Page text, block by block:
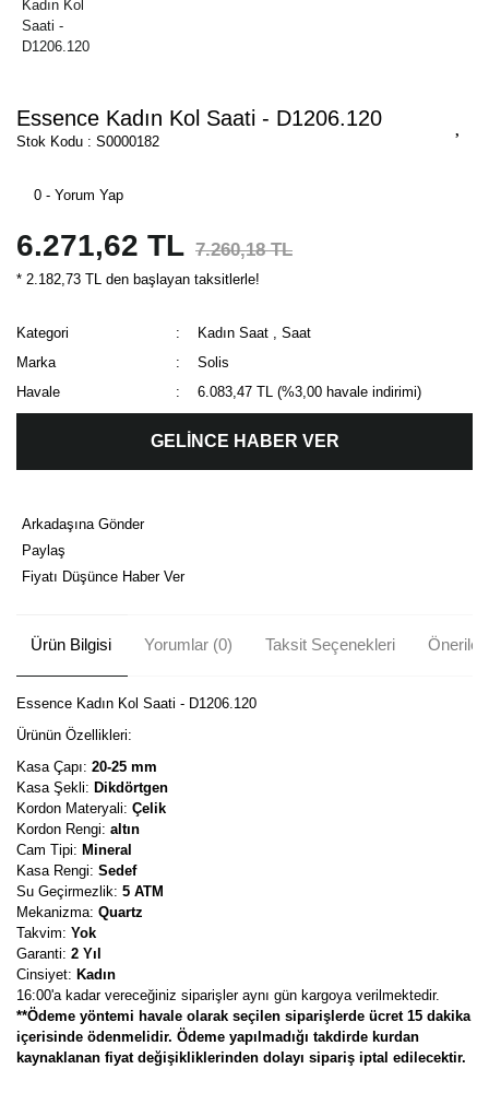
Essence Kadın Kol Saati - D1206.120
Stok Kodu : S0000182
0 - Yorum Yap
6.271,62 TL 7.260,18 TL
* 2.182,73 TL den başlayan taksitlerle!
Kategori Kadın Saat ,Saat
Marka
Solis
Havale
6.083,47 TL (%3,00 havale indirimi)
GELİNCE HABER VER
Arkadaşına Gönder
Paylaş
Fiyatı Düşünce Haber Ver
Ürün Bilgisi Yorumlar (0) Taksit Seçenekleri
Essence Kadın Kol Saati - D1206.120
Ürünün Özellikleri:
Kasa Çapı: 20-25 mm
Kasa Şekli: Dikdörtgen
Kordon Materyali: Çelik
Kordon Rengi: altın
Cam Tipi: Mineral
Kasa Rengi: Sedef
Su Geçirmezlik: 5 ATM
Mekanizma: Quartz
Takvim: Yok
Garanti: 2 Yıl
Cinsiyet: Kadın
16:00'a kadar vereceğiniz siparişler aynı gün kargoya verilmektedir.
**Ödeme yöntemi havale olarak seçilen siparişlerde ücret 15 dakika
içerisinde ödenmelidir. Ödeme yapılmadığı takdirde kurdan
kaynaklanan fiyat değişikliklerinden dolayı sipariş iptal edilecektir.